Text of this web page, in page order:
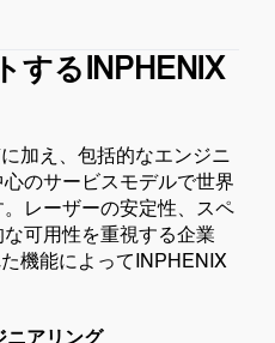
するINPHENIX
加え、包括的なエンジニ
のサービスモデルで世界
レーザーの安定性、スペ
可用性を重視する企業
機能によってINPHENIX
ニアリング